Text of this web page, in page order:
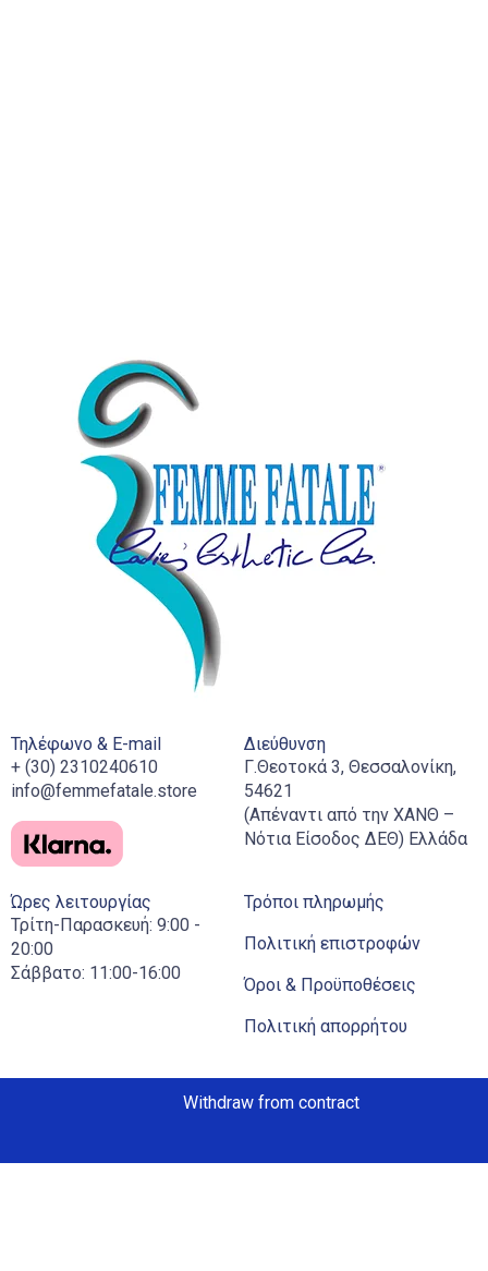
Τηλέφωνο & E-mail
+ (30) 2310240610
info@femmefatale.store
Διεύθυνση
Γ.Θεοτοκά 3, Θεσσαλονίκη,
54621
(Απέναντι από την ΧΑΝΘ –
Νότια Είσοδος ΔΕΘ) Ελλάδα
Ώρες λειτουργίας
Τρίτη-Παρασκευή: 9:00 -
20:00
Σάββατο: 11:00-16:00
Τρόποι πληρωμής
Πολιτική επιστροφών
Όροι & Προϋποθέσεις
Πολιτική απορρήτου
Withdraw from contract